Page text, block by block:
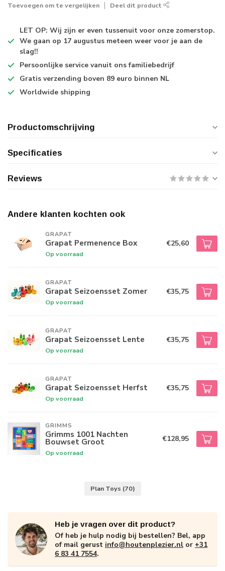
Toevoegen om te vergelijken Deel dit product
LET OP: Wij zijn er even tussenuit voor onze zomerstop.
We gaan op 17 augustus meteen weer voor je aan de
slag!!
Persoonlijke service vanuit ons familiebedrijf
Gratis verzending boven 89 euro binnen NL
Worldwide shipping
Productomschrijving
Specificaties
Reviews
Andere klanten kochten ook
GRAPAT
Grapat Permenence Box
Op voorraad
€25,60
GRAPAT
Grapat Seizoensset Zomer
Op voorraad
€35,75
GRAPAT
Grapat Seizoensset Lente
Op voorraad
€35,75
GRAPAT
Grapat Seizoensset Herfst
Op voorraad
€35,75
GRIMMS
Grimms 1001 Nachten
Bouwset Groot
Op voorraad
€128,95
Plan Toys (70)
Heb je vragen over dit product?
Of heb je hulp nodig bij bestellen? Bel, app
of mail gerust info@houtenplezier.nl or +31
6 83 41 7554.